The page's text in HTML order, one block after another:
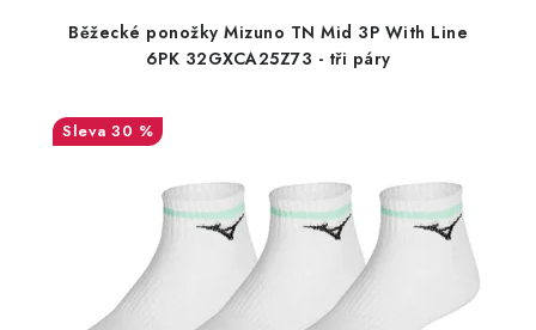
Běžecké ponožky Mizuno TN Mid 3P With Line
6PK 32GXCA25Z73 - tři páry
30 %